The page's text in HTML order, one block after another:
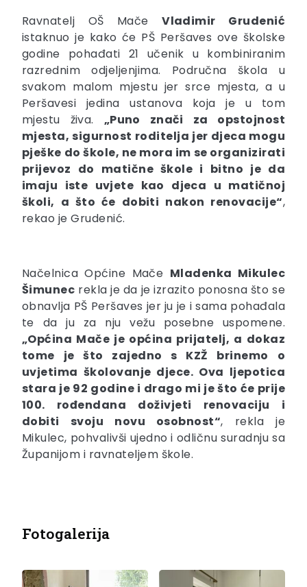
Ravnatelj OŠ MačeVladimir Grudenić
istaknuo je kako će PŠ Peršaves ove školske
godine pohađati 21 učenik u kombiniranim
razrednim odjeljenjima. Područna škola u
svakom malom mjestu jer srce mjesta, a u
Peršavesi jedina ustanova koja je u tom
mjestu živa. „Puno znači za opstojnost
mjesta, sigurnost roditelja jer djeca mogu
pješke do škole, ne mora im se organizirati
prijevoz do matične škole i bitno je da
imaju iste uvjete kao djeca u matičnoj
školi, a što će dobiti nakon renovacije“,
rekao je Grudenić.
Načelnica Općine Mače Mladenka Mikulec
Šimunec rekla je da je izrazito ponosna što se
obnavlja PŠ Peršaves jer ju je i sama pohađala
te da ju za nju vežu posebne uspomene.
„Općina Mače je općina prijatelj, a dokaz
tome je što zajedno s KZŽ brinemo o
uvjetima školovanje djece. Ova ljepotica
stara je 92 godine i drago mi je što će prije
100. rođendana doživjeti renovaciju i
dobiti svoju novu osobnost“, rekla je
Mikulec, pohvalivši ujedno i odličnu suradnju sa
Županijom i ravnateljem škole.
Fotogalerija